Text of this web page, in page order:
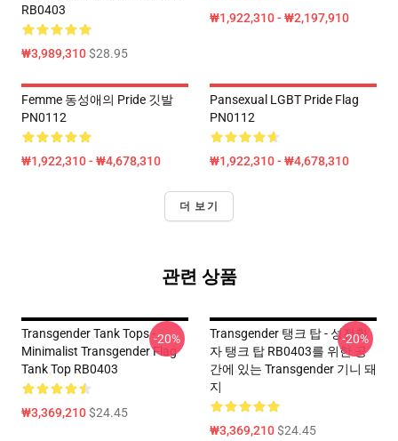
RB0403
₩3,989,310$28.95
₩1,922,310 - ₩2,197,910
Femme 동성애의 Pride 깃발
PN0112
₩1,922,310 - ₩4,678,310
Pansexual LGBT Pride Flag
PN0112
₩1,922,310 - ₩4,678,310
더 보기
관련 상품
Transgender Tank Tops -
Minimalist Transgender Flag
Tank Top RB0403
₩3,369,210$24.45
-20%
Transgender 탱크 탑 - 성전환
자 탱크 탑 RB0403를 위한 공
간에 있는 Transgender 기니 돼
지
₩3,369,210$24.45
-20%